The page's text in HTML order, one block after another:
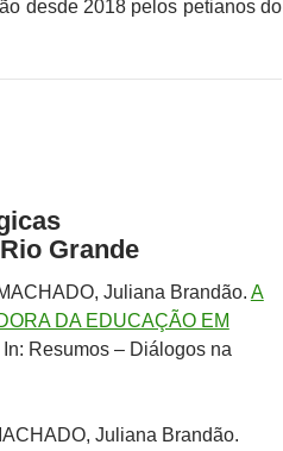
desde 2018 pelos petianos do
Grande
Juliana Brandão. A
DA EDUCAÇÃO EM
In: Resumos – Diálogos na
Juliana Brandão.